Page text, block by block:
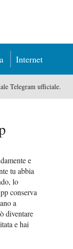
Internet
Telegram ufficiale.
e
tu abbia
lo
conserva
a
diventare
e hai